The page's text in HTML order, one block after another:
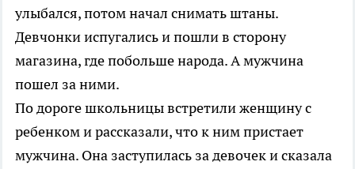
улыбался, потом начал снимать штаны.
Девчонки испугались и пошли в сторону
магазина, где побольше народа. А мужчина
пошел за ними.
По дороге школьницы встретили женщину с
ребенком и рассказали, что к ним пристает
мужчина. Она заступилась за девочек и сказала